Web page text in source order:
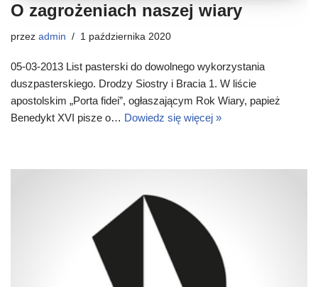
O zagrożeniach naszej wiary
przez admin 1 października 2020
05-03-2013 List pasterski do dowolnego wykorzystania
duszpasterskiego. Drodzy Siostry i Bracia 1. W liście
apostolskim „Porta fidei”, ogłaszającym Rok Wiary, papież
Benedykt XVI pisze o… Dowiedz się więcej »